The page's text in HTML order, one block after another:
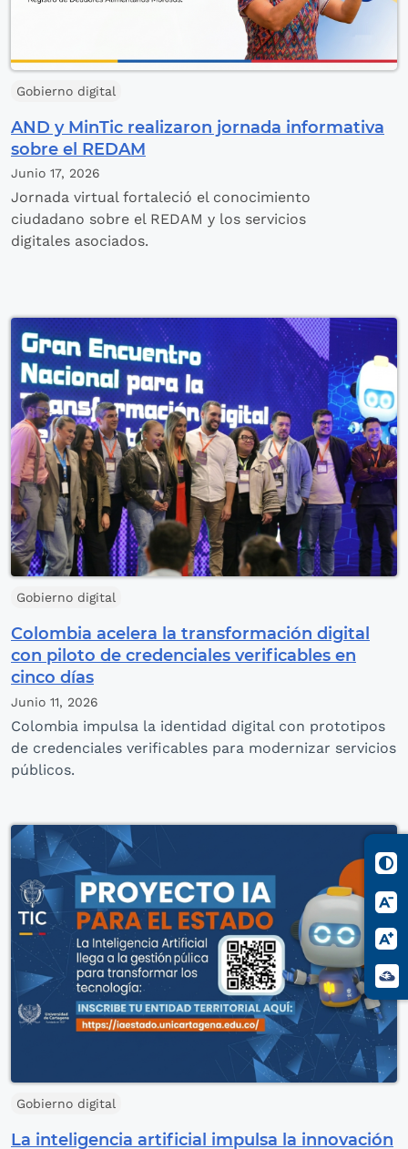
Gobierno digital
AND y MinTic realizaron jornada informativa
sobre el REDAM
Junio 17, 2026
Jornada virtual fortaleció el conocimiento
ciudadano sobre el REDAM y los servicios
digitales asociados.
Gobierno digital
Colombia acelera la transformación digital
con piloto de credenciales verificables en
cinco días
Junio 11, 2026
Colombia impulsa la identidad digital con prototipos
de credenciales verificables para modernizar servicios
públicos.
Gobierno digital
La inteligencia artificial impulsa la innovación